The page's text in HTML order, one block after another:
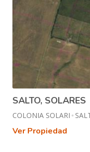
SALTO, SOLARES
COLONIA SOLARI
Ver Propiedad